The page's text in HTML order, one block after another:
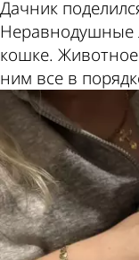
Дачник
кошке.
ним все в